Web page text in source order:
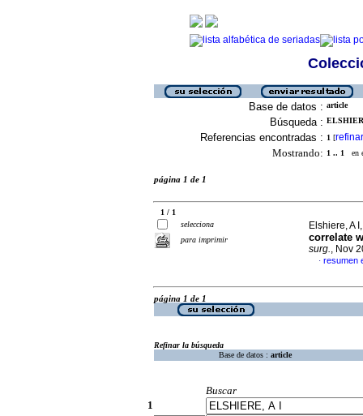
Base de datos : article
Búsqueda :
Referencias encontradas : 1 [refinar
Mostrando: 1 .. 1 en
página 1 de 1
1 / 1
selecciona
para imprimir
Elshiere, A
correlate
surg., Nov
· resumen
página 1 de 1
Refinar la búsqueda
Base de datos : article
Buscar
1